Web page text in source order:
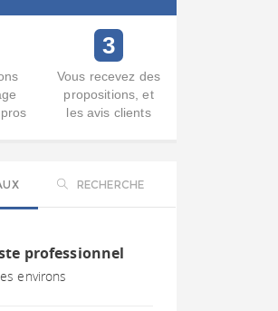
3
Vous recevez des
propositions, et
les avis clients
RECHERCHE
professionnel
environs